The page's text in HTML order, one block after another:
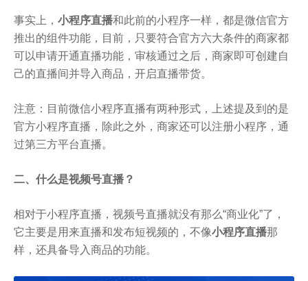
事实上， 小程序直播和此前的小程序一样，都是微信官方
推出的组件功能，目前，只要符合官方六大条件的商家都
可以申请开通直播功能，审核通过之后，商家即可创建自
己的直播间并导入商品，开启直播带货。
注意：目前微信小程序直播有两种形式，上述提及到的是
官方小程序直播，除此之外，商家还可以注册小程序，通
过第三方平台直播。
二、什么是视频号直播？
相对于小程序直播，视频号直播就没有那么“商业化”了，
它主要是用来直播和发布短视频的，不像小程序直播那
样，还具备导入商品的功能。